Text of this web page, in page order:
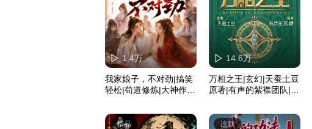
1.4万
我家娘子，不对劲|搞笑
轻松|苟道修炼|大神作
14.6万
万相之王|玄幻|天蚕土豆
原著|有声的紫襟团队|热
精品 连载